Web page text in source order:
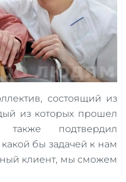
состоящий из
из которых прошел
подтвердил
бы задачей к нам
клиент, мы сможем